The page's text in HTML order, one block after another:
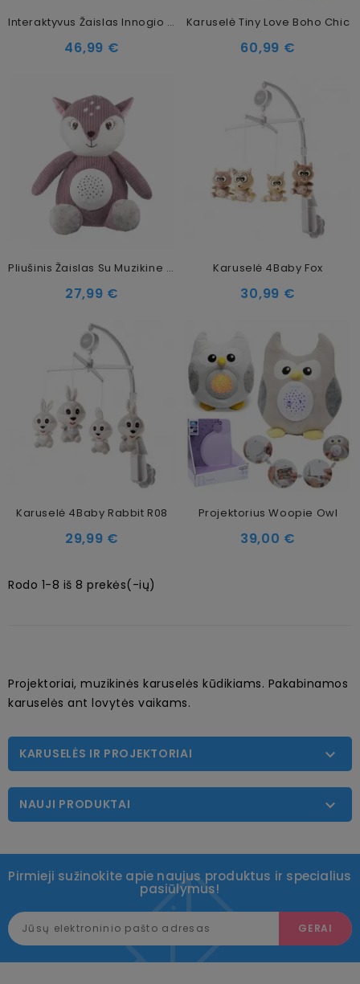
Interaktyvus Žaislas Innogio GioFriends Mateo
46,99 €
Karuselė Tiny Love Boho Chic
60,99 €
Pliušinis Žaislas Su Muzikine Dėžute Ir Projektoriumi Canpol Babies 3in1, 0m +, Pink
27,99 €
Karuselė 4Baby Fox
30,99 €
Karuselė 4Baby Rabbit R08
29,99 €
Projektorius Woopie Owl
39,00 €
Rodo 1-8 iš 8 prekės(-ių)
Projektoriai, muzikinės karuselės kūdikiams. Pakabinamos
karuselės ant lovytės vaikams.
KARUSELĖS IR PROJEKTORIAI 
NAUJI PRODUKTAI 
Pirmieji sužinokite apie naujus produktus ir specialius
pasiūlymus!